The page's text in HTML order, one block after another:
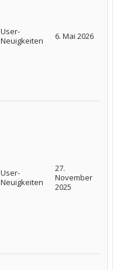
User-
Neuigkeiten
6. Mai 2026
User-
Neuigkeiten
27.
November
2025